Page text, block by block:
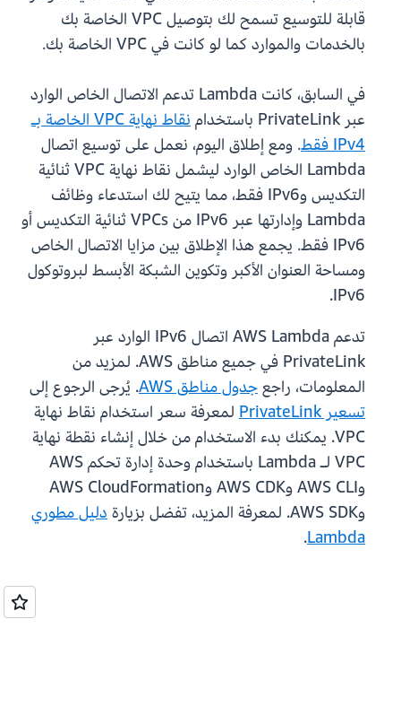
قابلة للتوسيع تسمح لك بتوصيل VPC الخاصة بك
بالخدمات والموارد كما لو كانت في VPC الخاصة بك.
في السابق، كانت Lambda تدعم الاتصال الخاص الوارد
عبر PrivateLink باستخدام
نقاط نهاية VPC الخاصة بـ
IPv4 فقط
. ومع إطلاق اليوم، نعمل على توسيع اتصال
Lambda الخاص الوارد ليشمل نقاط نهاية VPC ثنائية
التكديس وIPv6 فقط، مما يتيح لك استدعاء وظائف
Lambda وإدارتها عبر IPv6 من VPCs ثنائية التكديس أو
IPv6 فقط. يجمع هذا الإطلاق بين مزايا الاتصال الخاص
ومساحة العنوان الأكبر وتكوين الشبكة الأبسط لبروتوكول
IPv6.
تدعم AWS Lambda اتصال IPv6 الوارد عبر
PrivateLink في جميع مناطق AWS. لمزيد من
المعلومات، راجعجدول مناطق AWS
. يُرجى الرجوع إلى
تسعير PrivateLink
لمعرفة سعر استخدام نقاط نهاية
VPC. يمكنك بدء الاستخدام من خلال إنشاء نقطة نهاية
VPC لـ Lambda باستخدام وحدة إدارة تحكم AWS
وAWS CLI وAWS CDK وAWS CloudFormation
وAWS SDK. لمعرفة المزيد، تفضل بزيارة
دليل مطوري
Lambda
.